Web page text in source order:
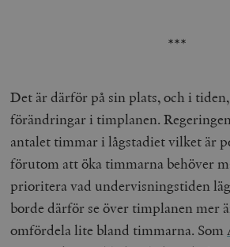
***
Det är därför på sin plats, och i
förändringar i timplanen.
antalet timmar i lågstadiet vilket är
förutom att öka timmarna behöver
prioritera vad undervisningstiden
borde därför se över timplanen mer
omfördela lite bland timmarna. Som